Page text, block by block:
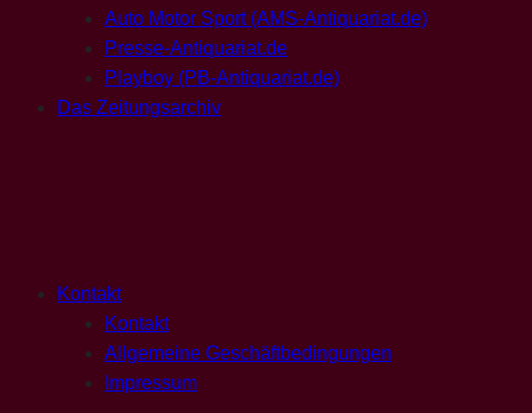
Auto Motor Sport (AMS-Antiquariat.de)
Presse-Antiquariat.de
Playboy (PB-Antiquariat.de)
Das Zeitungsarchiv
Kontakt
Kontakt
Allgemeine Geschäftbedingungen
Impressum